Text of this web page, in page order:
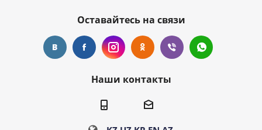
Оставайтесь на связи
Наши контакты